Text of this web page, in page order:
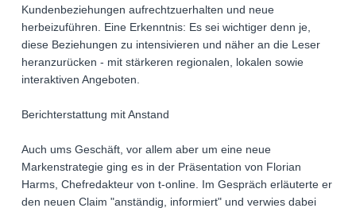
Kundenbeziehungen aufrechtzuerhalten und neue
herbeizuführen. Eine Erkenntnis: Es sei wichtiger denn je,
diese Beziehungen zu intensivieren und näher an die Leser
heranzurücken - mit stärkeren regionalen, lokalen sowie
interaktiven Angeboten.
Berichterstattung mit Anstand
Auch ums Geschäft, vor allem aber um eine neue
Markenstrategie ging es in der Präsentation von Florian
Harms, Chefredakteur von t-online. Im Gespräch erläuterte er
den neuen Claim "anständig, informiert" und verwies dabei